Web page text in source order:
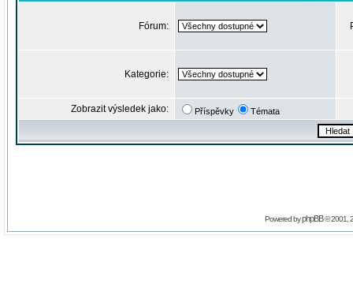
Fórum:
Kategorie:
Zobrazit výsledek jako: Příspěvky Témata
Powered byphpBB© 2001,